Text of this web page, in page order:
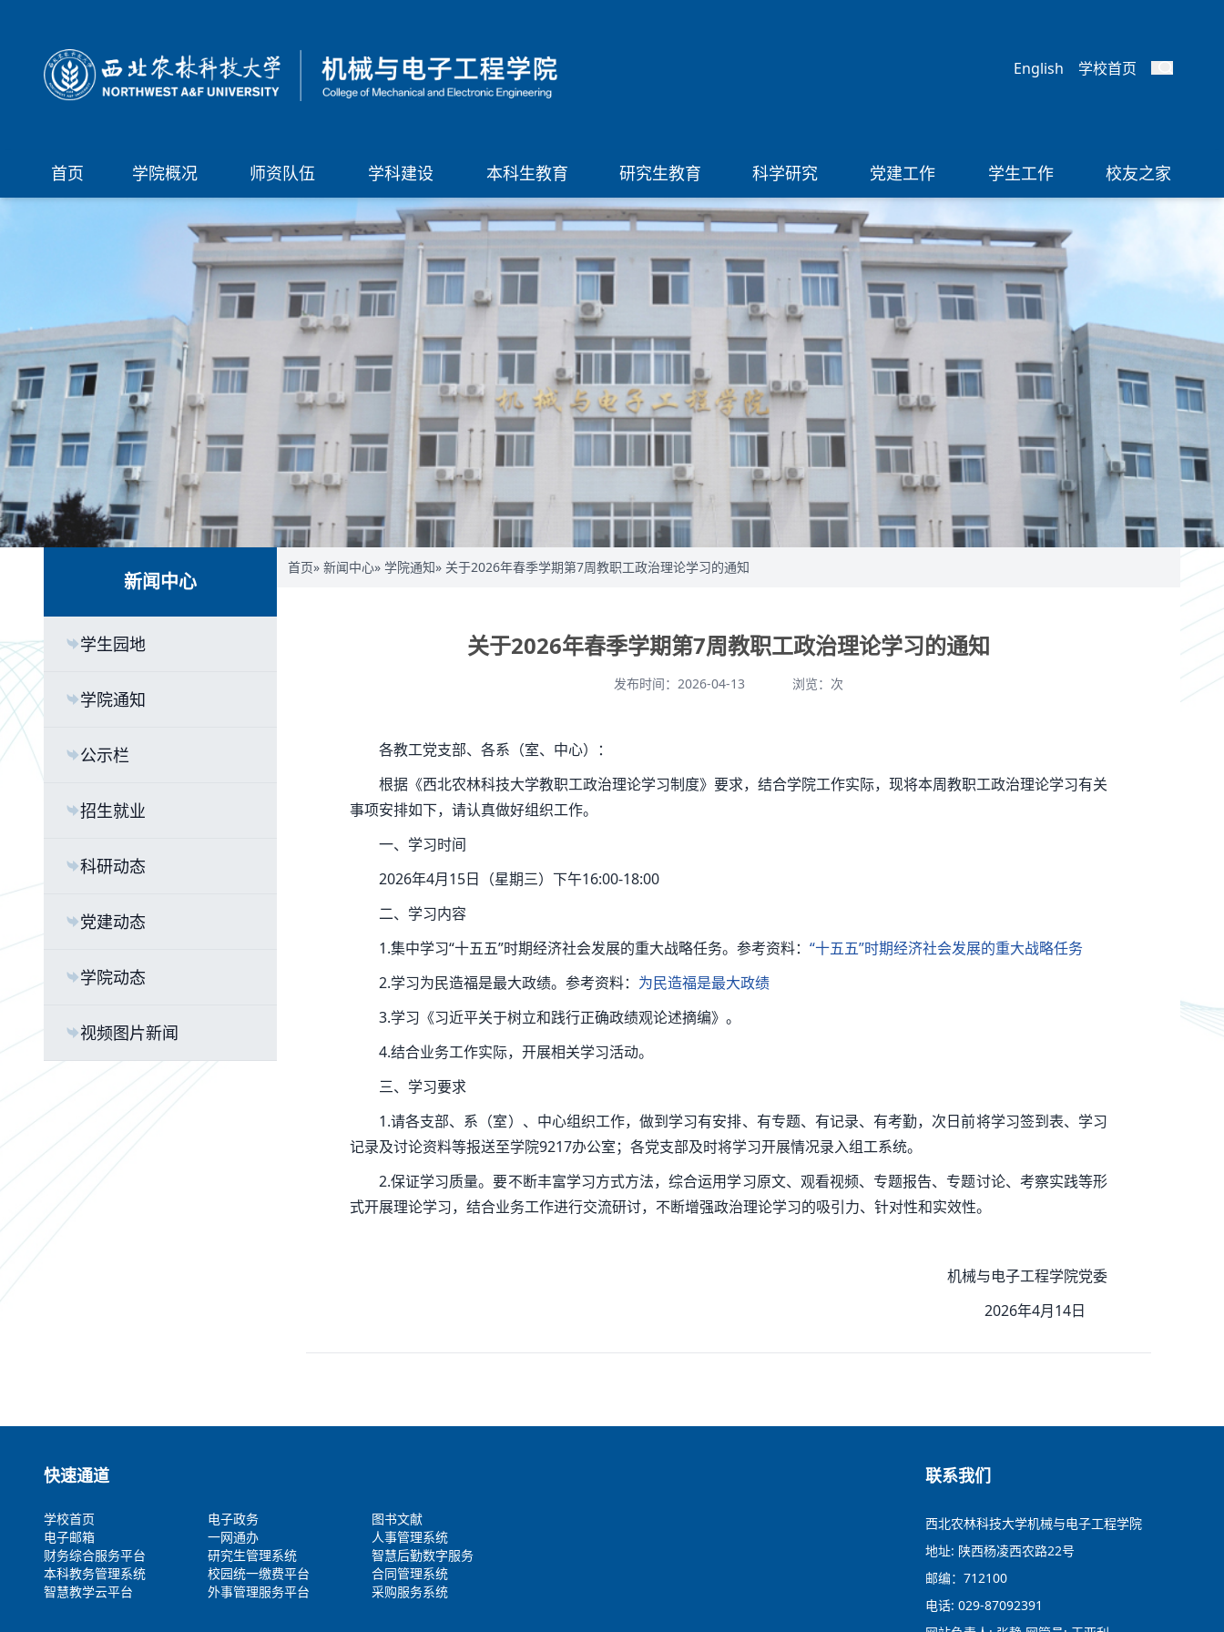
English 学校首页
首页 学院概况 师资队伍 学科建设 本科生教育 研究生教育 科学研究 党建工作 学生工作 校友之家
新闻中心
学生园地
学院通知
公示栏
招生就业
科研动态
党建动态
学院动态
视频图片新闻
首页» 新闻中心» 学院通知» 关于2026年春季学期第7周教职工政治理论学习的通知
关于2026年春季学期第7周教职工政治理论学习的通知
发布时间：2026-04-13 浏览： 次
各教工党支部、各系（室、中心）：
根据《西北农林科技大学教职工政治理论学习制度》要求，结合学院工作实际，现将本周教职工政治理论学习有关
事项安排如下，请认真做好组织工作。
一、学习时间
2026年4月15日（星期三）下午16:00-18:00
二、学习内容
1.集中学习“十五五”时期经济社会发展的重大战略任务。参考资料： “十五五”时期经济社会发展的重大战略任务
2.学习为民造福是最大政绩。参考资料： 为民造福是最大政绩
3.学习《习近平关于树立和践行正确政绩观论述摘编》。
4.结合业务工作实际，开展相关学习活动。
三、学习要求
1.请各支部、系（室）、中心组织工作，做到学习有安排、有专题、有记录、有考勤，次日前将学习签到表、学习
记录及讨论资料等报送至学院9217办公室；各党支部及时将学习开展情况录入组工系统。
2.保证学习质量。要不断丰富学习方式方法，综合运用学习原文、观看视频、专题报告、专题讨论、考察实践等形
式开展理论学习，结合业务工作进行交流研讨，不断增强政治理论学习的吸引力、针对性和实效性。
机械与电子工程学院党委
2026年4月14日
快速通道
学校首页 电子政务
图书文献
电子邮箱
一网通办
人事管理系统
财务综合服务平台
研究生管理系统
智慧后勤数字服务
本科教务管理系统
校园统一缴费平台
合同管理系统
智慧教学云平台
外事管理服务平台 采购服务系统
联系我们
西北农林科技大学机械与电子工程学院
地址: 陕西杨凌西农路22号
邮编：712100
电话: 029-87092391